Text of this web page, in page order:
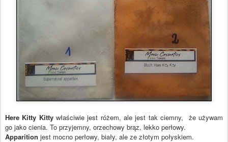
Here Kitty Kittywłaściwie jest różem, ale jest tak ciemny, że używam
go jako cienia. To przyjemny, orzechowy brąz, lekko perłowy.
Apparition jest mocno perłowy, biały, ale ze złotym połyskiem.